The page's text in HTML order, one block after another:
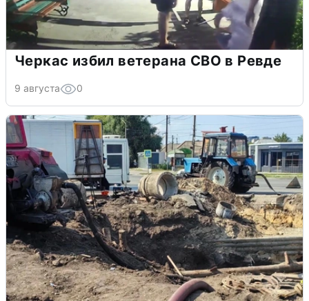
Черкас избил ветерана СВО в Ревде
9 августа 0